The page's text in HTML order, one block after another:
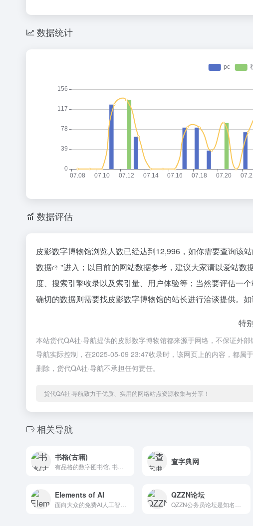
数据统计
数据评估
皮影数字博物馆浏览人数已经达到12,996，如你需要查询该
数据
"进入；以目前的网站数据参考，建议大家请以爱站
度、搜索引擎收录以及索引量、用户体验等；当然要评估一
确切的数据则需要找皮影数字博物馆的站长进行洽谈提供。
特
本站货代QA社·导航提供的皮影数字博物馆都来源于网络，不保证外
导航实际控制，在2025-05-09 23:47收录时，该网页上的内容，都属
删除，货代QA社·导航不承担任何责任。
货代QA社·导航致力于优质、实用的网络站点资源收集与分享！
相关导航
书格(古籍) 查字典网
Elements of AI QZZN论坛